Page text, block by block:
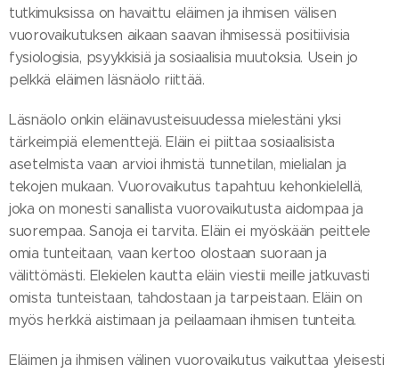
tutkimuksissa on havaittu eläimen ja ihmisen välisen
vuorovaikutuksen aikaan saavan ihmisessä positiivisia
fysiologisia, psyykkisiä ja sosiaalisia muutoksia. Usein jo
pelkkä eläimen läsnäolo riittää.
Läsnäolo onkin eläinavusteisuudessa mielestäni yksi
tärkeimpiä elementtejä. Eläin ei piittaa sosiaalisista
asetelmista vaan arvioi ihmistä tunnetilan, mielialan ja
tekojen mukaan. Vuorovaikutus tapahtuu kehonkielellä,
joka on monesti sanallista vuorovaikutusta aidompaa ja
suorempaa. Sanoja ei tarvita. Eläin ei myöskään peittele
omia tunteitaan, vaan kertoo olostaan suoraan ja
välittömästi. Elekielen kautta eläin viestii meille jatkuvasti
omista tunteistaan, tahdostaan ja tarpeistaan. Eläin on
myös herkkä aistimaan ja peilaamaan ihmisen tunteita.
Eläimen ja ihmisen välinen vuorovaikutus vaikuttaa yleisesti